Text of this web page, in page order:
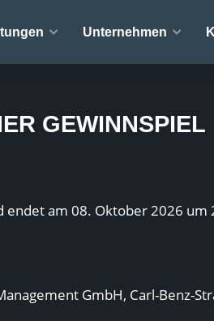
Unternehmen
GEWINNSPIEL
am 08. Oktober 2026
GmbH, Carl-Benz-